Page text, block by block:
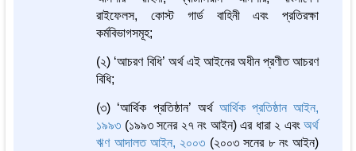
রাইফেলস, কোস্ট গার্ড বাহিনী এবং প্রতিরক্ষা
কর্মবিভাগসমূহ;
(২) ‘আচরণ বিধি’ অর্থ এই আইনের অধীন প্রণীত আচরণ
বিধি;
(৩) ‘আর্থিক প্রতিষ্ঠান’ অর্থ আর্থিক প্রতিষ্ঠান আইন,
১৯৯৩ (১৯৯৩ সনের ২৭ নং আইন) এর ধারা ২ এবংঅর্থ
ঋণ আদালত আইন, ২০০৩ (২০০৩ সনের ৮ নং আইন)